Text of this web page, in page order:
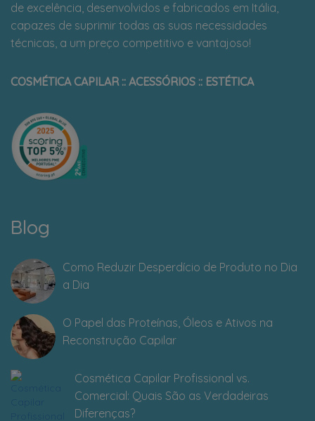
de excelência, desenvolvidos e fabricados em Itália,
capazes de suprimir todas as suas necessidades
técnicas, a um preço competitivo e vantajoso!
COSMÉTICA CAPILAR :: ACESSÓRIOS :: ESTÉTICA
Blog
Como Reduzir Desperdício de Produto no Dia
a Dia
O Papel das Proteínas, Óleos e Ativos na
Reconstrução Capilar
Cosmética Capilar Profissional vs.
Comercial: Quais São as Verdadeiras
Diferenças?